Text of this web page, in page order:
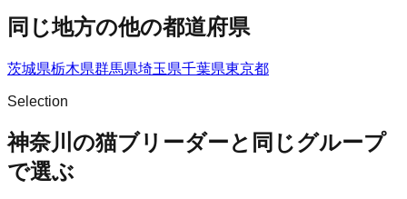
同じ地方の他の都道府県
茨城県栃木県群馬県埼玉県千葉県東京都
Selection
神奈川の猫ブリーダーと同じグループ
で選ぶ